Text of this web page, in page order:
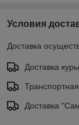
Условия
Доставка
Доставка
Доставка